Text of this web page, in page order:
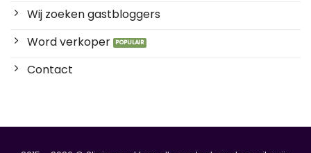
Wij zoeken gastbloggers
Word verkoper
Contact